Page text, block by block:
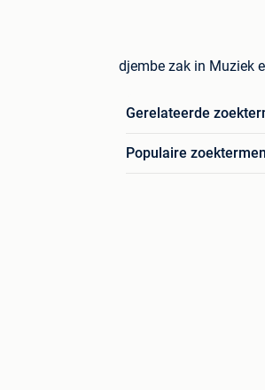
djembe zak in Muziek
Gerelateerde
Populaire zoektermen